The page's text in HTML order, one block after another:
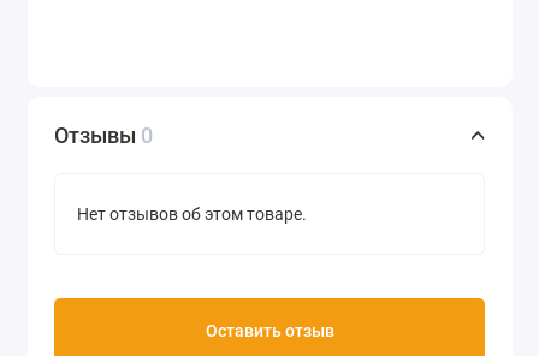
Отзывы 0
Нет отзывов об этом товаре.
Оставить отзыв